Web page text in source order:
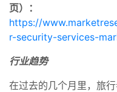
页）：
https://
r-security-services-
行业趋势
在过去的几个月里，旅